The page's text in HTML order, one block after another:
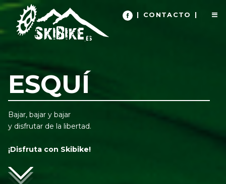
CONTACTO
ESQUÍ
Bajar, bajar y bajar
y disfrutar de la libertad.
¡Disfruta con Skibike!